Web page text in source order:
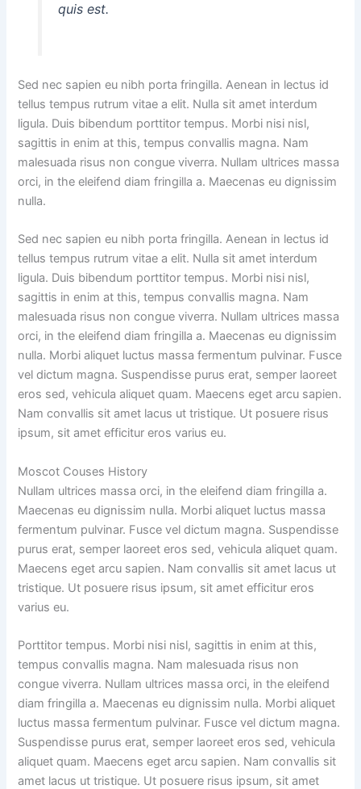
quis est.
Sed nec sapien eu nibh porta fringilla. Aenean in lectus id
tellus tempus rutrum vitae a elit. Nulla sit amet interdum
ligula. Duis bibendum porttitor tempus. Morbi nisi nisl,
sagittis in enim at this, tempus convallis magna. Nam
malesuada risus non congue viverra. Nullam ultrices massa
orci, in the eleifend diam fringilla a. Maecenas eu dignissim
nulla.
Sed nec sapien eu nibh porta fringilla. Aenean in lectus id
tellus tempus rutrum vitae a elit. Nulla sit amet interdum
ligula. Duis bibendum porttitor tempus. Morbi nisi nisl,
sagittis in enim at this, tempus convallis magna. Nam
malesuada risus non congue viverra. Nullam ultrices massa
orci, in the eleifend diam fringilla a. Maecenas eu dignissim
nulla. Morbi aliquet luctus massa fermentum pulvinar. Fusce
vel dictum magna. Suspendisse purus erat, semper laoreet
eros sed, vehicula aliquet quam. Maecens eget arcu sapien.
Nam convallis sit amet lacus ut tristique. Ut posuere risus
ipsum, sit amet efficitur eros varius eu.
Moscot Couses History
Nullam ultrices massa orci, in the eleifend diam fringilla a.
Maecenas eu dignissim nulla. Morbi aliquet luctus massa
fermentum pulvinar. Fusce vel dictum magna. Suspendisse
purus erat, semper laoreet eros sed, vehicula aliquet quam.
Maecens eget arcu sapien. Nam convallis sit amet lacus ut
tristique. Ut posuere risus ipsum, sit amet efficitur eros
varius eu.
Porttitor tempus. Morbi nisi nisl, sagittis in enim at this,
tempus convallis magna. Nam malesuada risus non
congue viverra. Nullam ultrices massa orci, in the eleifend
diam fringilla a. Maecenas eu dignissim nulla. Morbi aliquet
luctus massa fermentum pulvinar. Fusce vel dictum magna.
Suspendisse purus erat, semper laoreet eros sed, vehicula
aliquet quam. Maecens eget arcu sapien. Nam convallis sit
amet lacus ut tristique. Ut posuere risus ipsum, sit amet